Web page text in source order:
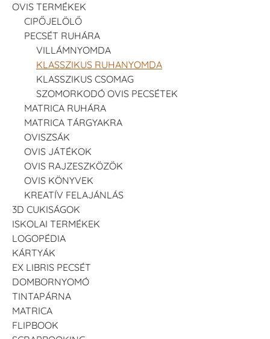
OVIS TERMÉKEK
CIPŐJELÖLŐ
PECSÉT RUHÁRA
VILLÁMNYOMDA
KLASSZIKUS RUHANYOMDA
KLASSZIKUS CSOMAG
SZOMORKODÓ OVIS PECSÉTEK
MATRICA RUHÁRA
MATRICA TÁRGYAKRA
OVISZSÁK
OVIS JÁTÉKOK
OVIS RAJZESZKÖZÖK
OVIS KÖNYVEK
KREATÍV FELAJÁNLÁS
3D CUKISÁGOK
ISKOLAI TERMÉKEK
LOGOPÉDIA
KÁRTYÁK
EX LIBRIS PECSÉT
DOMBORNYOMÓ
TINTAPÁRNA
MATRICA
FLIPBOOK